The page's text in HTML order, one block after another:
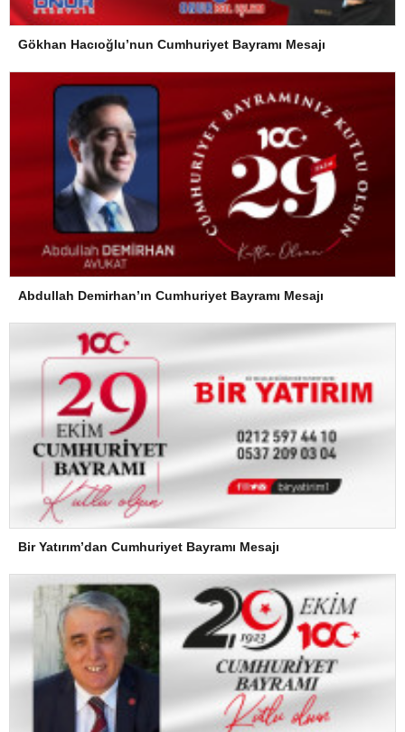
Gökhan Hacıoğlu’nun Cumhuriyet Bayramı Mesajı
Abdullah Demirhan’ın Cumhuriyet Bayramı Mesajı
Bir Yatırım’dan Cumhuriyet Bayramı Mesajı